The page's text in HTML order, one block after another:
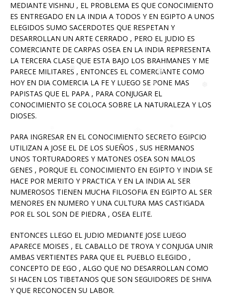
❅ ❅
❅
❅
❅
MEDIANTE VISHNU , EL PROBLEMA ES QUE CONOCIMIENTO
ES ENTREGADO EN LA INDIA A TODOS Y EN EGIPTO A UNOS
ELEGIDOS SUMO SACERDOTES QUE RESPETAN Y
DESARROLLAN UN ARTE CERRADO , PERO EL JUDIO ES
COMERCIANTE DE CARPAS OSEA EN LA INDIA REPRESENTA
LA TERCERA CLASE QUE ESTA BAJO LOS BRAHMANES Y ME
PARECE MILITARES , ENTONCES EL COMERCIANTE COMO
HOY EN DIA COMERCIA LA FE Y LUEGO SE PONE MAS
PAPISTAS QUE EL PAPA , PARA CONJUGAR EL
CONOCIMIENTO SE COLOCA SOBRE LA NATURALEZA Y LOS
DIOSES.
PARA INGRESAR EN EL CONOCIMIENTO SECRETO EGIPCIO
UTILIZAN A JOSE EL DE LOS SUEÑOS , SUS HERMANOS
UNOS TORTURADORES Y MATONES OSEA SON MALOS
GENES , PORQUE EL CONOCIMIENTO EN EGIPTO Y INDIA SE
HACE POR MERITO Y PRACTICA Y EN LA INDIA AL SER
NUMEROSOS TIENEN MUCHA FILOSOFIA EN EGIPTO AL SER
MENORES EN NUMERO Y UNA CULTURA MAS CASTIGADA
POR EL SOL SON DE PIEDRA , OSEA ELITE.
ENTONCES LLEGO EL JUDIO MEDIANTE JOSE LUEGO
APARECE MOISES , EL CABALLO DE TROYA Y CONJUGA UNIR
AMBAS VERTIENTES PARA QUE EL PUEBLO ELEGIDO ,
CONCEPTO DE EGO , ALGO QUE NO DESARROLLAN COMO
SI HACEN LOS TIBETANOS QUE SON SEGUIDORES DE SHIVA
Y QUE RECONOCEN SU LABOR.